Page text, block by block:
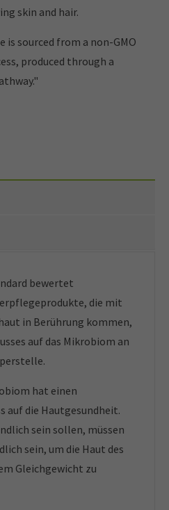
skin and hair.
sourced from a non-GMO
produced through a
bewertet
die mit
in Berührung kommen,
auf das Mikrobiom an
hat einen
auf die Hautgesundheit.
sein sollen, müssen
sein, um die Haut des
Gleichgewicht zu